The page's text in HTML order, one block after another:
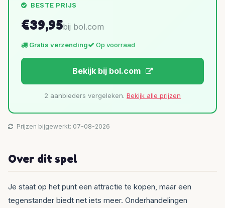
BESTE PRIJS
€39,95bij bol.com
Gratis verzending Op voorraad
Bekijk bij bol.com
2 aanbieders vergeleken. Bekijk alle prijzen
Prijzen bijgewerkt: 07-08-2026
Over dit spel
Je staat op het punt een attractie te kopen, maar een
tegenstander biedt net iets meer. Onderhandelingen